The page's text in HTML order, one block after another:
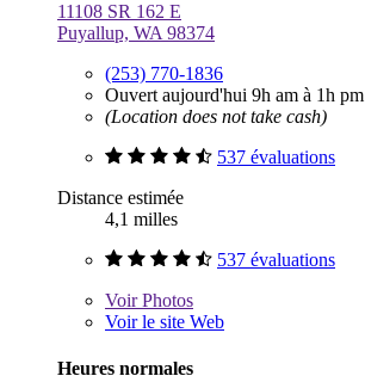
11108 SR 162 E
Puyallup, WA 98374
(253) 770-1836
Ouvert aujourd'hui 9h am à 1h pm
(Location does not take cash)
537 évaluations
Distance estimée
4,1 milles
537 évaluations
VoirPhotos
Voir le site Web
Heures normales